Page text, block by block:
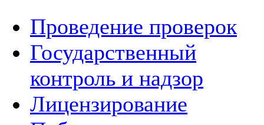
Проведение проверок
Государственный
контроль и надзор
Лицензирование